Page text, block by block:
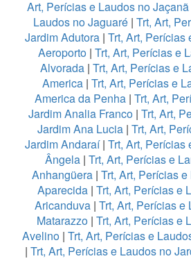
Art, Perícias e Laudos no Jaçanã
Laudos no Jaguaré| Trt, Art,
Jardim Adutora | Trt, Art, Perícias
Aeroporto | Trt, Art, Perícias e
Alvorada | Trt, Art, Perícias e
America| Trt, Art, Perícias e
America da Penha | Trt, Art,
Jardim Analia Franco| Trt, Art,
Jardim Ana Lucia | Trt, Art,
Jardim Andaraí| Trt, Art, Perícias
Ângela| Trt, Art, Perícias e
Anhangüera | Trt, Art, Perícias
Aparecida| Trt, Art, Perícias e
Aricanduva| Trt, Art, Perícias e
Matarazzo | Trt, Art, Perícias e
Avelino| Trt, Art, Perícias e
| Trt, Art, Perícias e Laudos no